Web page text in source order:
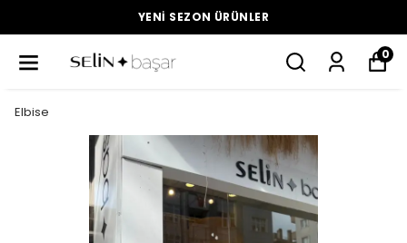
YENI SEZON ÜRÜNLER
0
Elbise